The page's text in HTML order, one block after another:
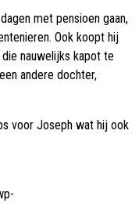
met pensioen gaan,
Ook koopt hij
nauwelijks kapot te
andere dochter,
voor Joseph wat hij ook